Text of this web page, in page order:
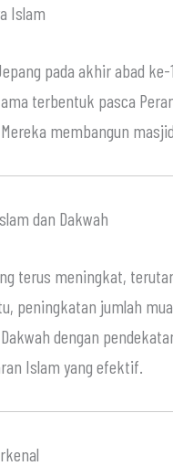
Islam
pada akhir abad
terbentuk pasca
membangun
dan Dakwah
terus meningkat,
peningkatan jumlah
dengan
Islam yang efektif.